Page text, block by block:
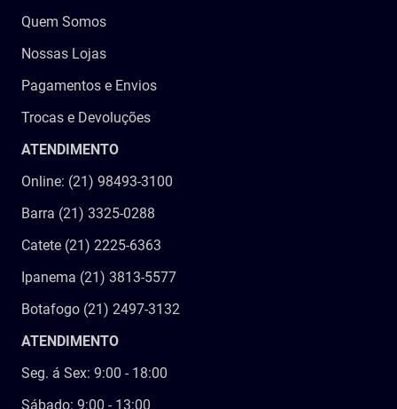
Quem Somos
Nossas Lojas
Pagamentos e Envios
Trocas e Devoluções
ATENDIMENTO
Online: (21) 98493-3100
Barra (21) 3325-0288
Catete (21) 2225-6363
Ipanema (21) 3813-5577
Botafogo (21) 2497-3132
ATENDIMENTO
Seg. á Sex: 9:00 - 18:00
Sábado: 9:00 - 13:00